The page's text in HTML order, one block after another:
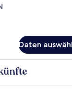
Daten